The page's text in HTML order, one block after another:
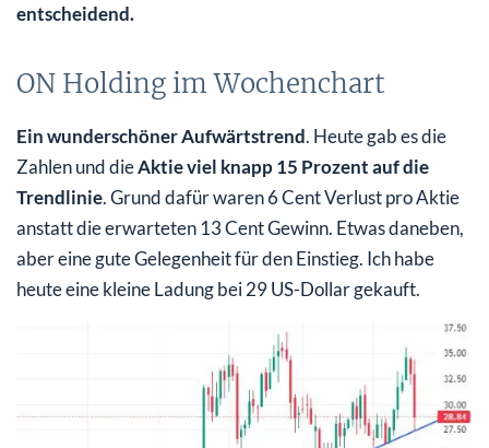
entscheidend.
ON Holding im Wochenchart
Ein wunderschöner Aufwärtstrend. Heute gab es die
Zahlen und dieAktie viel knapp 15 Prozent auf die
Trendlinie. Grund dafür waren 6 Cent Verlust pro Aktie
anstatt die erwarteten 13 Cent Gewinn. Etwas daneben,
aber eine gute Gelegenheit für den Einstieg. Ich habe
heute eine kleine Ladung bei 29 US-Dollar gekauft.